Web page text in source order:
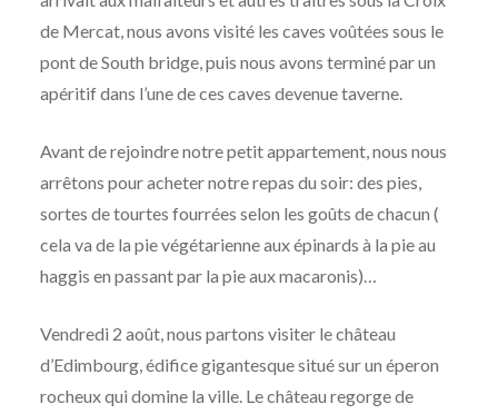
de Mercat, nous avons visité les caves voûtées sous le
pont de South bridge, puis nous avons terminé par un
apéritif dans l’une de ces caves devenue taverne.
Avant de rejoindre notre petit appartement, nous nous
arrêtons pour acheter notre repas du soir: des pies,
sortes de tourtes fourrées selon les goûts de chacun (
cela va de la pie végétarienne aux épinards à la pie au
haggis en passant par la pie aux macaronis)…
Vendredi 2 août, nous partons visiter le château
d’Edimbourg, édifice gigantesque situé sur un éperon
rocheux qui domine la ville. Le château regorge de